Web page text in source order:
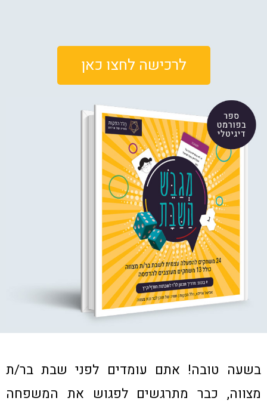
לרכישה לחצו כאן
בשעה טובה! אתם עומדים לפני שבת בר/ת
מצווה, כבר מתרגשים לפגוש את המשפחה